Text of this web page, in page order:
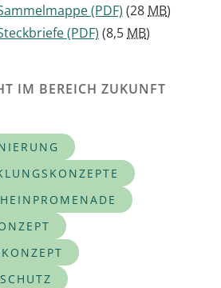
(PDF) (28 MB)
(PDF) (8,5 MB)
IM BEREICH ZUKUNFT